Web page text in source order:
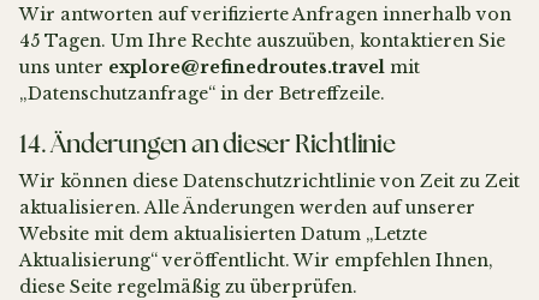
Wir antworten auf verifizierte Anfragen innerhalb von
45 Tagen. Um Ihre Rechte auszuüben, kontaktieren Sie
uns unter explore@refinedroutes.travel mit
„Datenschutzanfrage“ in der Betreffzeile.
14. Änderungen an dieser Richtlinie
Wir können diese Datenschutzrichtlinie von Zeit zu Zeit
aktualisieren. Alle Änderungen werden auf unserer
Website mit dem aktualisierten Datum „Letzte
Aktualisierung“ veröffentlicht. Wir empfehlen Ihnen,
diese Seite regelmäßig zu überprüfen.